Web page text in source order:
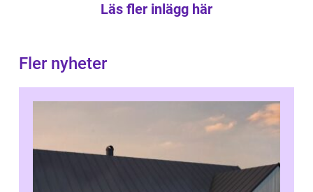
Läs fler inlägg här
Fler nyheter